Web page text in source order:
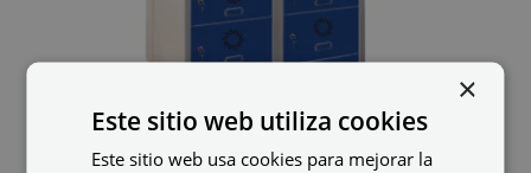
×
Este sitio web utiliza cookies
Este sitio web usa cookies para mejorar la